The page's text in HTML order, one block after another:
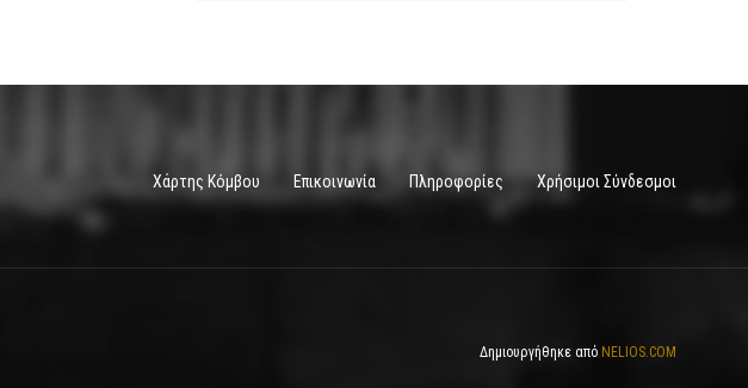
Χάρτης Κόμβου Επικοινωνία Πληροφορίες Χρήσιμοι Σύνδεσμοι
Δημιουργήθηκε από NELIOS.COM